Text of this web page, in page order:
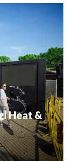
Heat &